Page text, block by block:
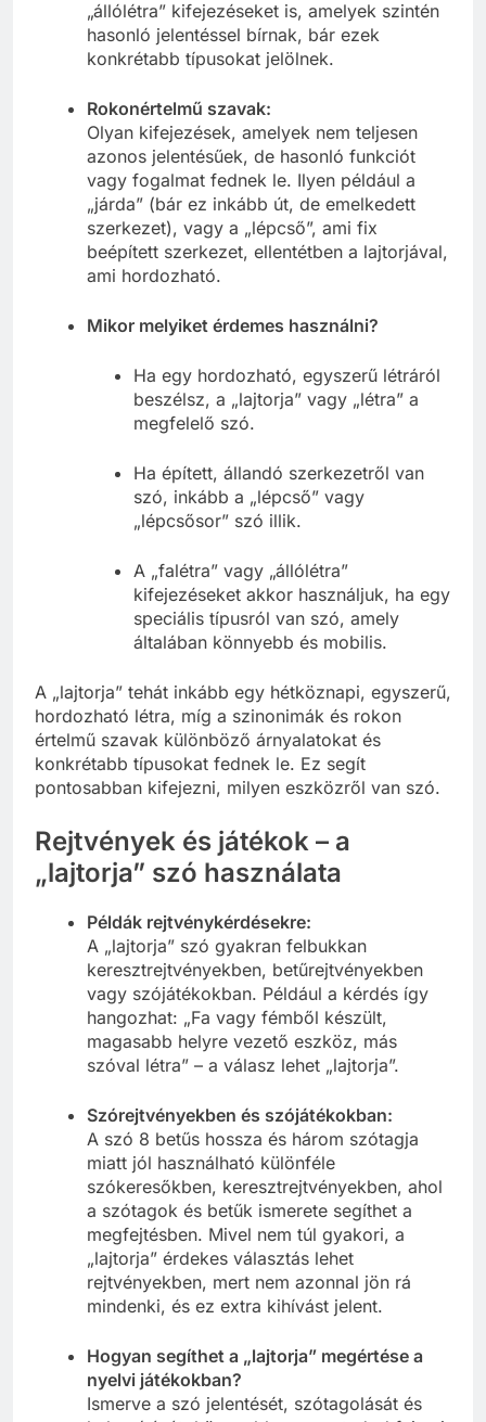
„állólétra” kifejezéseket is, amelyek szintén
hasonló jelentéssel bírnak, bár ezek
konkrétabb típusokat jelölnek.
Rokonértelmű szavak:
Olyan kifejezések, amelyek nem teljesen
azonos jelentésűek, de hasonló funkciót
vagy fogalmat fednek le. Ilyen például a
„járda” (bár ez inkább út, de emelkedett
szerkezet), vagy a „lépcső”, ami fix
beépített szerkezet, ellentétben a lajtorjával,
ami hordozható.
Mikor melyiket érdemes használni?
Ha egy hordozható, egyszerű létráról
beszélsz, a „lajtorja” vagy „létra” a
megfelelő szó.
Ha épített, állandó szerkezetről van
szó, inkább a „lépcső” vagy
„lépcsősor” szó illik.
A „falétra” vagy „állólétra”
kifejezéseket akkor használjuk, ha egy
speciális típusról van szó, amely
általában könnyebb és mobilis.
A „lajtorja” tehát inkább egy hétköznapi, egyszerű,
hordozható létra, míg a szinonimák és rokon
értelmű szavak különböző árnyalatokat és
konkrétabb típusokat fednek le. Ez segít
pontosabban kifejezni, milyen eszközről van szó.
Rejtvények és játékok – a
„lajtorja” szó használata
Példák rejtvénykérdésekre:
A „lajtorja” szó gyakran felbukkan
keresztrejtvényekben, betűrejtvényekben
vagy szójátékokban. Például a kérdés így
hangozhat: „Fa vagy fémből készült,
magasabb helyre vezető eszköz, más
szóval létra” – a válasz lehet „lajtorja”.
Szórejtvényekben és szójátékokban:
A szó 8 betűs hossza és három szótagja
miatt jól használható különféle
szókeresőkben, keresztrejtvényekben, ahol
a szótagok és betűk ismerete segíthet a
megfejtésben. Mivel nem túl gyakori, a
„lajtorja” érdekes választás lehet
rejtvényekben, mert nem azonnal jön rá
mindenki, és ez extra kihívást jelent.
Hogyan segíthet a „lajtorja” megértése a
nyelvi játékokban?
Ismerve a szó jelentését, szótagolását és